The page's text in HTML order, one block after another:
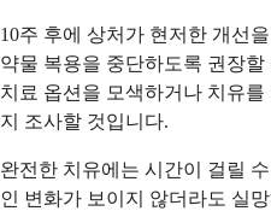
10주 후에 상처가 현저한 개선
약물 복용을 중단하도록 권장
치료 옵션을 모색하거나 치유
지 조사할 것입니다.
완전한 치유에는 시간이 걸릴
인 변화가 보이지 않더라도 실